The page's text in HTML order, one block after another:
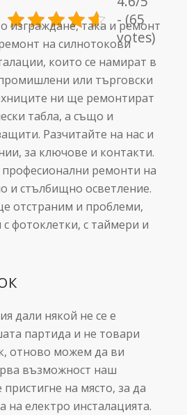
изграждане, така и ремонт
на силнотокови
които се намират в
или търговски
ни ще ремонтират
табла, а също и
Разчитайте на нас и
за ключове и контакти.
ремонти на
и стълбищно осветление.
отстраним и проблеми,
фотоклетки, с таймери и
дали някой не се е
партида и не товари
отново можем да ви
възможност наш
на място, за да
електро инсталацията.
- (65
votes)